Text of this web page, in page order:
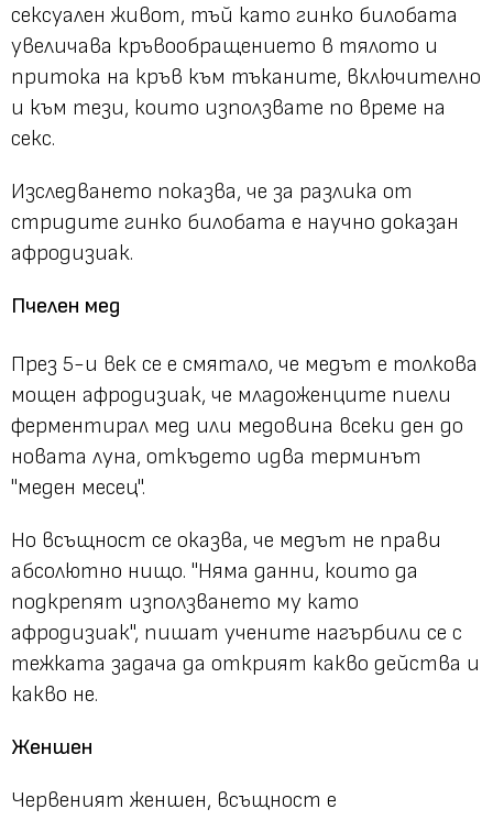
сексуален живот, тъй като гинко билобата
увеличава кръвообращението в тялото и
притока на кръв към тъканите, включително
и към тези, които използвате по време на
секс.
Изследването показва, че за разлика от
стридите гинко билобата е научно доказан
афродизиак.
Пчелен мед
През 5-и век се е смятало, че медът е толкова
мощен афродизиак, че младоженците пиели
ферментирал мед или медовина всеки ден до
новата луна, откъдето идва терминът
"меден месец".
Но всъщност се оказва, че медът не прави
абсолютно нищо. "Няма данни, които да
подкрепят използването му като
афродизиак", пишат учените нагърбили се с
тежката задача да открият какво действа и
какво не.
Женшен
Червеният женшен, всъщност е